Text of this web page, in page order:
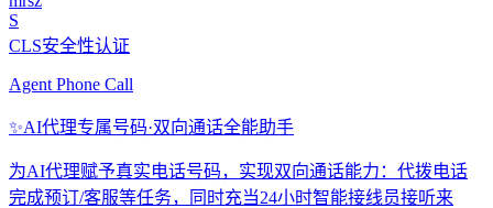
S
CLS安全性认证
Agent Phone Call
✨AI代理专属号码·双向通话全能助手
为AI代理赋予真实电话号码，实现双向通话能力：代拨电话
完成预订/客服等任务，同时充当24小时智能接线员接听来